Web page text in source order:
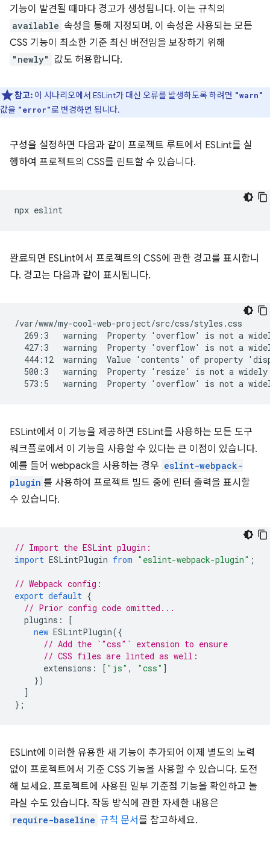
기능이 발견될 때마다 경고가 생성됩니다. 이는 규칙의
available 속성을 통해 지정되며, 이 속성은 사용되는 모든
CSS 기능이 최소한 기준 최신 버전임을 보장하기 위해
"newly" 값도 허용합니다.
참고: 이 시나리오에서 ESLint가 대신 오류를 발생하도록 하려면 "warn"
값을 "error"로 변경하면 됩니다.
구성을 설정하면 다음과 같이 프로젝트 루트에서 ESLint를 실
행하여 프로젝트의 CSS를 린트할 수 있습니다.
완료되면 ESLint에서 프로젝트의 CSS에 관한 경고를 표시합니
다. 경고는 다음과 같이 표시됩니다.
/var/www/my-cool-web-project/src/css/styles.css
269:3   warning  Property 'overflow' is not a
427:3   warning  Property 'overflow' is not a
444:12  warning  Value 'contents' of property
500:3   warning  Property 'resize' is not a
ESLint에서 이 기능을 제공하면 ESLint를 사용하는 모든 도구
워크플로에서 이 기능을 사용할 수 있다는 큰 이점이 있습니다.
예를 들어 webpack을 사용하는 경우 eslint-webpack-
plugin 를 사용하여 프로젝트 빌드 중에 린터 출력을 표시할
수 있습니다.
// Import the ESLint plugin:
import ESLintPlugin from "eslint-webpack-plugin" ;
// Webpack config:
export default {
// Prior config code omitted...
plugins :
[
new ESLintPlugin({
// Add the `"css"` extension to ensure
// CSS files are linted as well:
extensions : [ "js" , "css" ]
})
]
};
ESLint에 이러한 유용한 새 기능이 추가되어 이제 별도의 노력
없이 프로젝트에서 기준 CSS 기능을 사용할 수 있습니다. 도전
해 보세요. 프로젝트에 사용된 일부 기준점 기능을 확인하고 놀
라실 수도 있습니다. 작동 방식에 관한 자세한 내용은
require-baseline 규칙 문서를 참고하세요.